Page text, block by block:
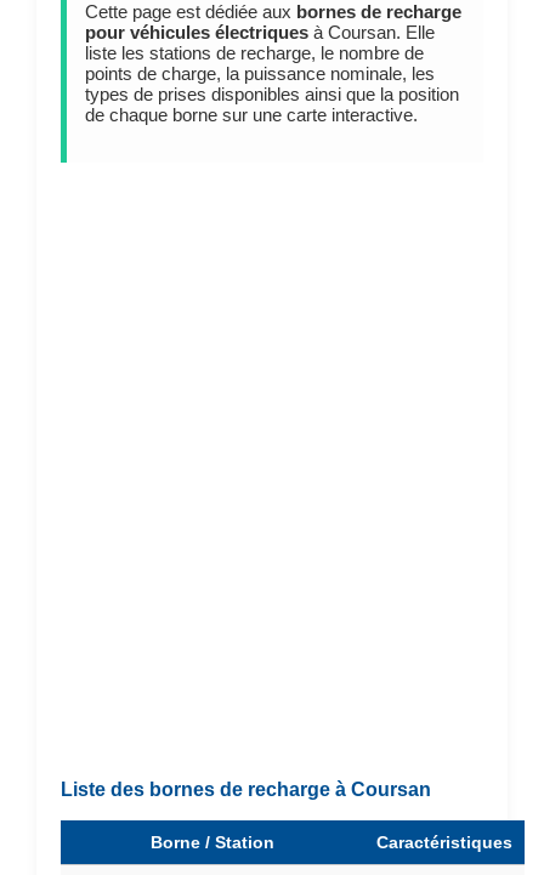
Cette page est dédiée aux bornes de recharge
pour véhicules électriquesà Coursan. Elle
liste les stations de recharge, le nombre de
points de charge, la puissance nominale, les
types de prises disponibles ainsi que la position
de chaque borne sur une carte interactive.
Liste des bornes de recharge à Coursan
Borne / Station Caractéristiques